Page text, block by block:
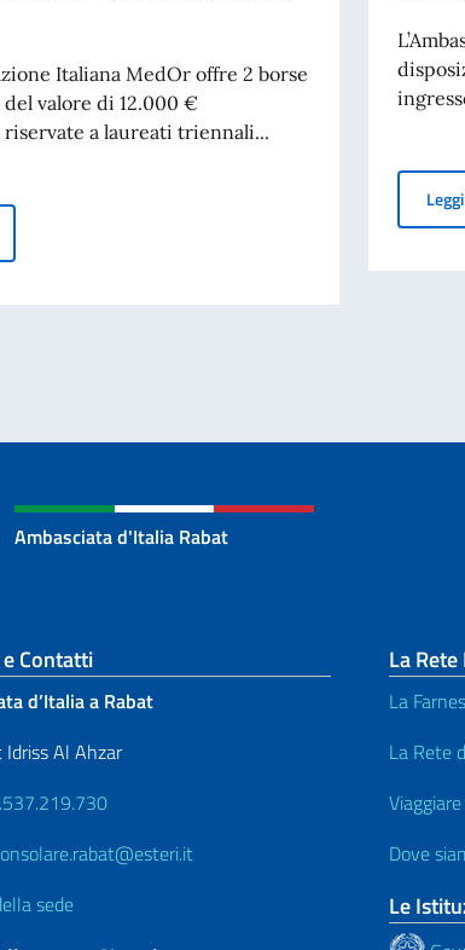
Italiana MedOr offre 2 borse
valore di 12.000 €
riservate a laureati triennali...
DI STUDIO MASTER IN “MIDDLE EASTERN STUDIES” –
Leggi
Ambasciata d'Italia Rabat
footer
Contatti
d’Italia a Rabat
Al Ahzar
sede
La
La
La Rete
Dove
Le